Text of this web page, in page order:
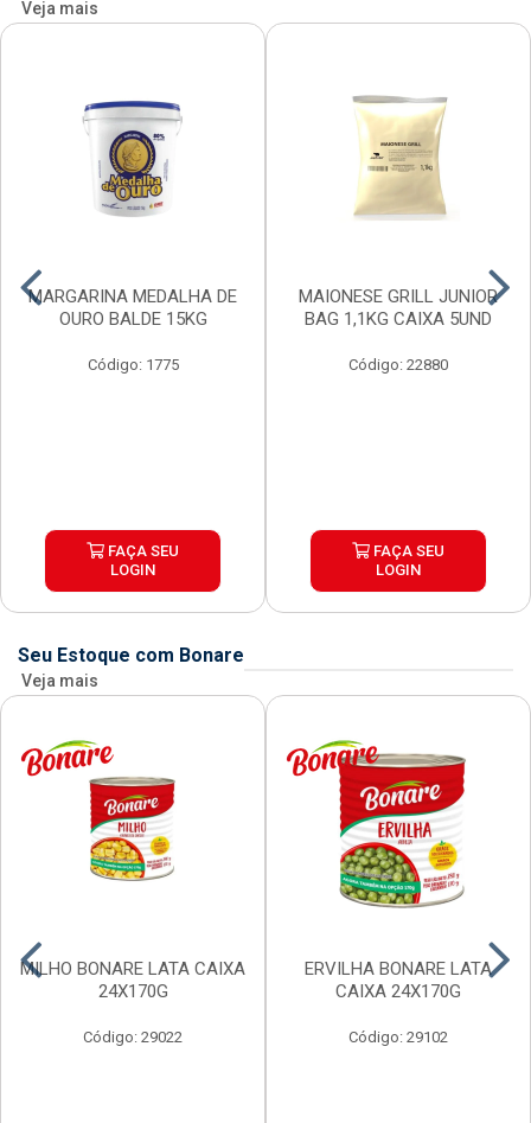
Veja mais
MARGARINA MEDALHA DE
OURO BALDE 15KG
Código: 1775
FAÇA SEU
LOGIN
MAIONESE GRILL JUNIOR
BAG 1,1KG CAIXA 5UND
Código: 22880
FAÇA SEU
LOGIN
Seu Estoque com Bonare
Veja mais
MILHO BONARE LATA CAIXA
24X170G
Código: 29022
ERVILHA BONARE LATA
CAIXA 24X170G
Código: 29102